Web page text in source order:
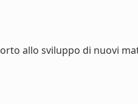
allo sviluppo di nuovi